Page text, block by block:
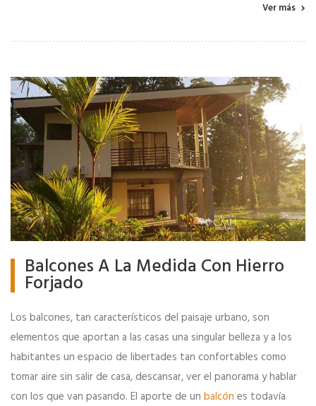
Ver más
Balcones A La Medida Con Hierro
Forjado
Los balcones, tan característicos del paisaje urbano, son
elementos que aportan a las casas una singular belleza y a los
habitantes un espacio de libertades tan confortables como
tomar aire sin salir de casa, descansar, ver el panorama y hablar
con los que van pasando. El aporte de un balcón es todavía